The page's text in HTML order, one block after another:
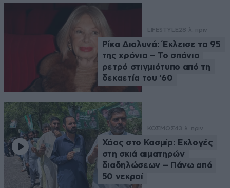
LIFESTYLE28 λ. πριν
Ρίκα Διαλυνά: Έκλεισε τα 95
της χρόνια – Το σπάνιο
ρετρό στιγμιότυπο από τη
δεκαετία του ’60
ΚΟΣΜΟΣ43 λ. πριν
Χάος στο Κασμίρ: Εκλογές
στη σκιά αιματηρών
διαδηλώσεων – Πάνω από
50 νεκροί